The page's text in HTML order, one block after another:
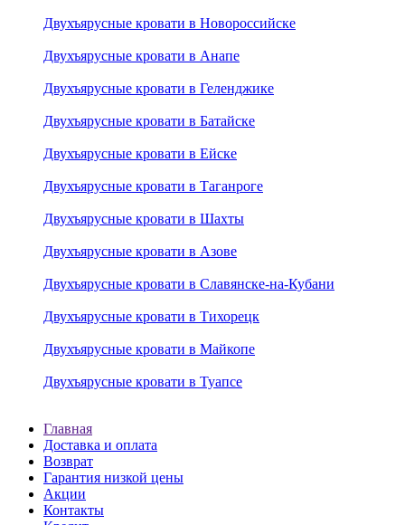
Двухъярусные кровати в Новороссийске
Двухъярусные кровати в Анапе
Двухъярусные кровати в Геленджике
Двухъярусные кровати в Батайске
Двухъярусные кровати в Ейске
Двухъярусные кровати в Таганроге
Двухъярусные кровати в Шахты
Двухъярусные кровати в Азове
Двухъярусные кровати в Славянске-на-Кубани
Двухъярусные кровати в Тихорецк
Двухъярусные кровати в Майкопе
Двухъярусные кровати в Туапсе
Главная
Доставка и оплата
Возврат
Гарантия низкой цены
Акции
Контакты